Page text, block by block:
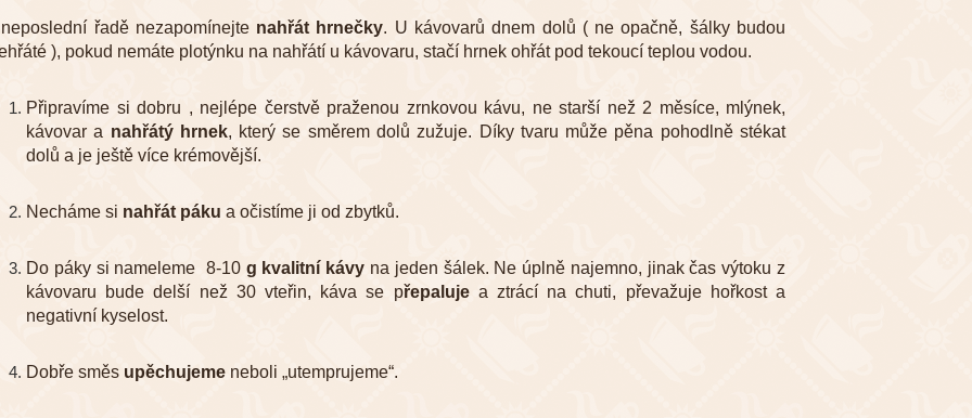
řadě nezapomínejte nahřát hrnečky. U kávovarů dnem dolů ( ne opačně, šálky budou
), pokud nemáte plotýnku na nahřátí u kávovaru, stačí hrnek ohřát pod tekoucí teplou vodou.
Připravíme si dobru , nejlépe čerstvě praženou zrnkovou kávu, ne starší než 2 měsíce, mlýnek,
kávovar a nahřátý hrnek, který se směrem dolů zužuje. Díky tvaru může pěna pohodlně stékat
dolů a je ještě více krémovější.
Necháme si nahřát páku a očistíme ji od zbytků.
Do páky si nameleme 8-10g kvalitní kávy na jeden šálek. Ne úplně najemno, jinak čas výtoku z
kávovaru bude delší než 30 vteřin, káva se přepaluje a ztrácí na chuti, převažuje hořkost a
negativní kyselost.
Dobře směs upěchujeme neboli „utemprujeme“.